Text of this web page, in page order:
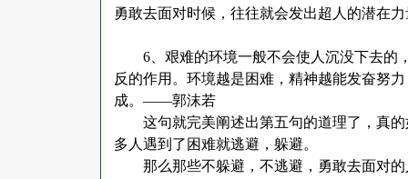
勇敢去面对时候，往往就会发出超人的潜在
6 、艰难的环境一般不会使人沉没下去
反的作用。环境越是困难，精神越能发奋努
成。——郭沫若
这句就完美阐述出第五句的道理了，真
多人遇到了困难就逃避，躲避。
那么那些不躲避，不逃避，勇敢去面对